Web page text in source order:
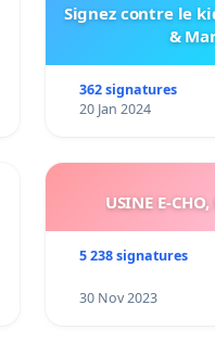
Signez contre le
&
362 signatures
20 Jan 2024
USINE E-
5 238 signatures
30 Nov 2023